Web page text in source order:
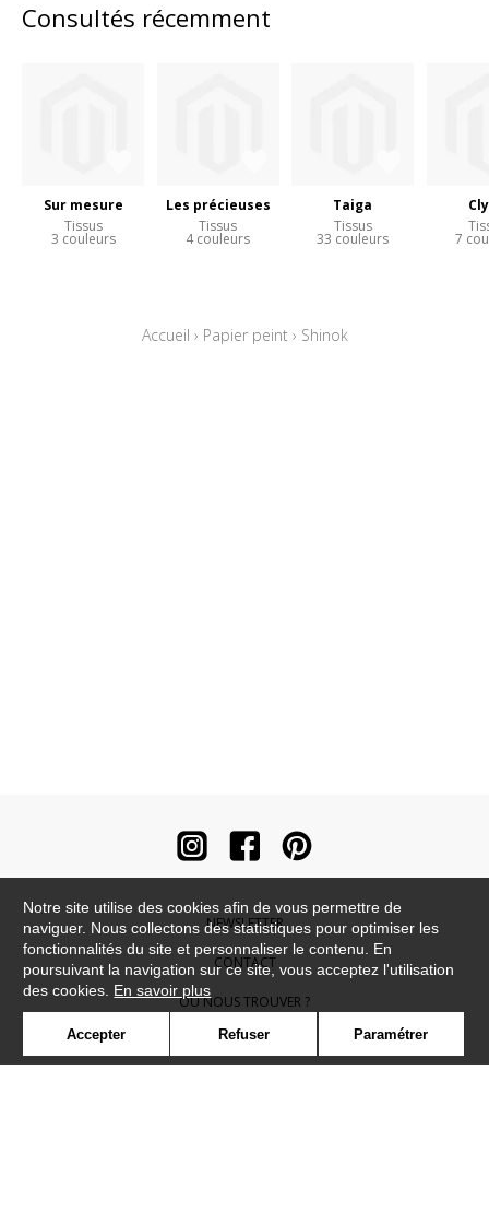
Consultés récemment
Sur mesure
Tissus
3 couleurs
Les précieuses
Tissus
4 couleurs
Taiga
Tissus
33 couleurs 7
Accueil › Papier peint › Shinok
NEWSLETTER
CONTACT
OÙ NOUS TROUVER ?
CONTRACT
Notre site utilise des cookies afin de vous permettre de
naviguer. Nous collectons des statistiques pour optimiser les
fonctionnalités du site et personnaliser le contenu. En
poursuivant la navigation sur ce site, vous acceptez l'utilisation
des cookies. En savoir plus
Accepter Refuser Paramétrer